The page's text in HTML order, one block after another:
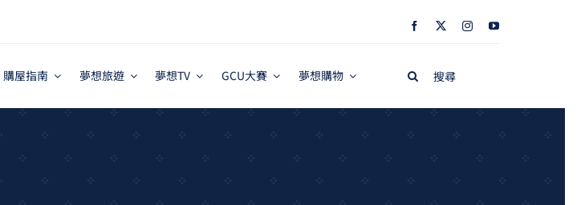
購屋指南 夢想旅遊 夢想TV GCU大賽 夢想購物
Search